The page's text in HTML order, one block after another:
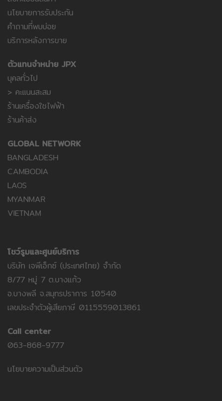
นโยบายการรับประกัน
คำถามที่พบบ่อย
บริการหลังการขาย
ตัวแทนจำหน่าย JPX
บุคลทั่วไป
> คะแนนสะสม
ร้านเครื่องใชไฟฟ้า
ร้านค้าส่ง
GLOBAL NETWORK
BANGLADESH
CAMBODIA
LAOS
MYANMAR
VIETNAM
โชว์รูมและศูนย์บริการ
บริษัท เจพีเอ็กซ์ (ประเทศไทย) จำกัด
8/77 หมู่ 7 ต.บางแก้ว
อ.บางพลี จ.สมุทรปราการ 10540
เลขประจำตัวผู้เสียภาษี 0115559013861
Call center
063-868-9777
นโยบายความเป็นส่วนตัว